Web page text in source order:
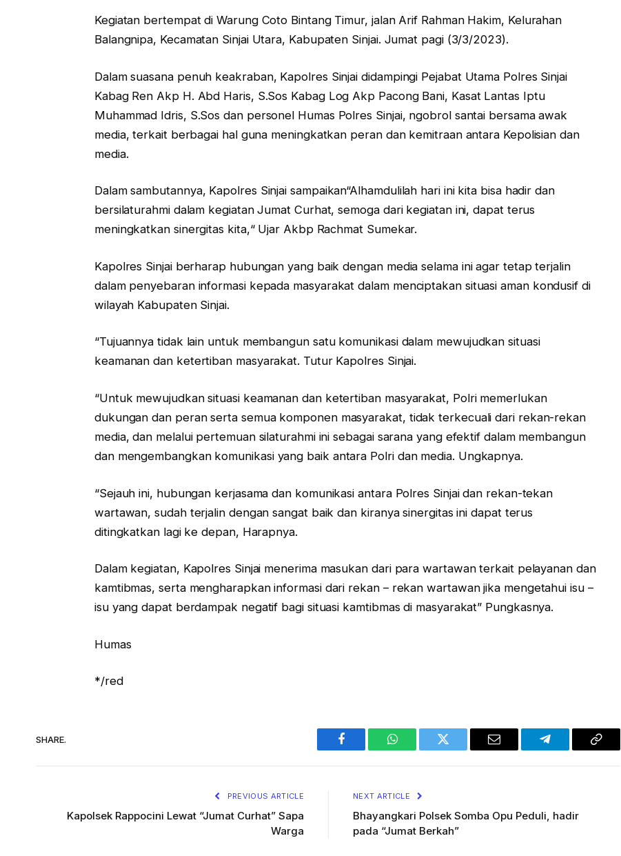
Kegiatan bertempat di Warung Coto Bintang Timur, jalan Arif Rahman Hakim, Kelurahan
Balangnipa, Kecamatan Sinjai Utara, Kabupaten Sinjai. Jumat pagi (3/3/2023).
Dalam suasana penuh keakraban, Kapolres Sinjai didampingi Pejabat Utama Polres Sinjai
Kabag Ren Akp H. Abd Haris, S.Sos Kabag Log Akp Pacong Bani, Kasat Lantas Iptu
Muhammad Idris, S.Sos dan personel Humas Polres Sinjai, ngobrol santai bersama awak
media, terkait berbagai hal guna meningkatkan peran dan kemitraan antara Kepolisian dan
media.
Dalam sambutannya, Kapolres Sinjai sampaikan“Alhamdulilah hari ini kita bisa hadir dan
bersilaturahmi dalam kegiatan Jumat Curhat, semoga dari kegiatan ini, dapat terus
meningkatkan sinergitas kita,“ Ujar Akbp Rachmat Sumekar.
Kapolres Sinjai berharap hubungan yang baik dengan media selama ini agar tetap terjalin
dalam penyebaran informasi kepada masyarakat dalam menciptakan situasi aman kondusif di
wilayah Kabupaten Sinjai.
“Tujuannya tidak lain untuk membangun satu komunikasi dalam mewujudkan situasi
keamanan dan ketertiban masyarakat. Tutur Kapolres Sinjai.
“Untuk mewujudkan situasi keamanan dan ketertiban masyarakat, Polri memerlukan
dukungan dan peran serta semua komponen masyarakat, tidak terkecuali dari rekan-rekan
media, dan melalui pertemuan silaturahmi ini sebagai sarana yang efektif dalam membangun
dan mengembangkan komunikasi yang baik antara Polri dan media. Ungkapnya.
“Sejauh ini, hubungan kerjasama dan komunikasi antara Polres Sinjai dan rekan-tekan
wartawan, sudah terjalin dengan sangat baik dan kiranya sinergitas ini dapat terus
ditingkatkan lagi ke depan, Harapnya.
Dalam kegiatan, Kapolres Sinjai menerima masukan dari para wartawan terkait pelayanan dan
kamtibmas, serta mengharapkan informasi dari rekan – rekan wartawan jika mengetahui isu –
isu yang dapat berdampak negatif bagi situasi kamtibmas di masyarakat” Pungkasnya.
Humas
*/red
SHARE.
Facebook WhatsAppTwitter Email Telegram Copy
PREVIOUS ARTICLE
Kapolsek Rappocini Lewat “Jumat Curhat” Sapa
Warga
NEXT ARTICLE
Bhayangkari Polsek Somba Opu Peduli, hadir
pada “Jumat Berkah”